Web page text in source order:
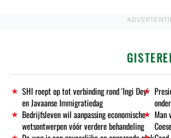
SHI roept op tot verbinding rond 'Ingi Dey'
en Javaanse Immigratiedag
Bedrijfsleven wil aanpassing economische
wetsontwerpen vóór verdere behandeling
Man